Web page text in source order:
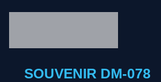
SOUVENIR DM-078